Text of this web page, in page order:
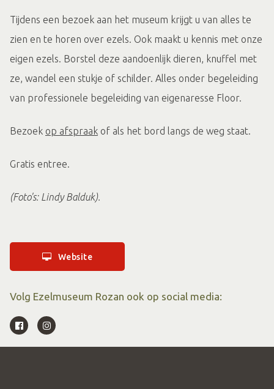
Tijdens een bezoek aan het museum krijgt u van alles te
zien en te horen over ezels. Ook maakt u kennis met onze
eigen ezels. Borstel deze aandoenlijk dieren, knuffel met
ze, wandel een stukje of schilder. Alles onder begeleiding
van professionele begeleiding van eigenaresse Floor.
Bezoek op afspraak of als het bord langs de weg staat.
Gratis entree.
(Foto's: Lindy Balduk).
Website
Volg Ezelmuseum Rozan ook op social media: